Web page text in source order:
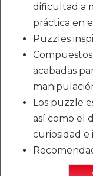
dificultad a
práctica en
Puzzles
acabadas
Los puzzle
así como el
curiosidad e